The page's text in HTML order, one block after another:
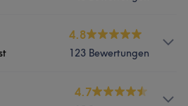
4.8
123 Bewertungen
4.7